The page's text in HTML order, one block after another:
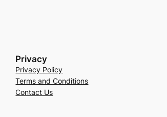
Privacy
Privacy Policy
Terms and Conditions
Contact Us